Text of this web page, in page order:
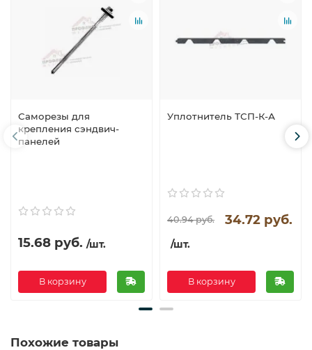
Саморезы для
крепления сэндвич-
панелей
15.68 руб. /шт.
В корзину
Уплотнитель ТСП-К-А
40.94 руб. 34.72 руб.
/шт.
В корзину
Похожие товары